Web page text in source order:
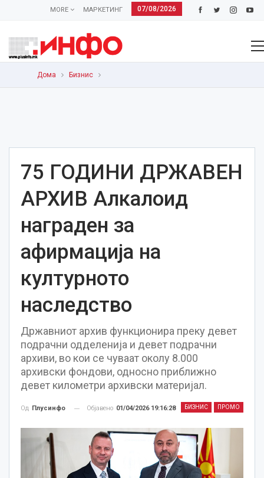
07/08/2026
МАРКЕТИНГ
MORE
Дома Бизнис
75 ГОДИНИ ДРЖАВЕН
АРХИВ Алкалоид
награден за
афирмација на
културното
наследство
Државниот архив функционира преку девет
подрачни одделенија и девет подрачни
архиви, во кои се чуваат околу 8.000
архивски фондови, односно приближно
девет километри архивски материјал.
БИЗНИС ПРОМО
Од Плусинфо Објавено 01/04/2026 19:16:28